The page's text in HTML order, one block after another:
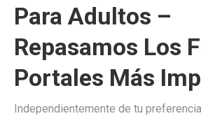
Para Adultos –
Repasamos Los
Portales Más
Independientemente de tu